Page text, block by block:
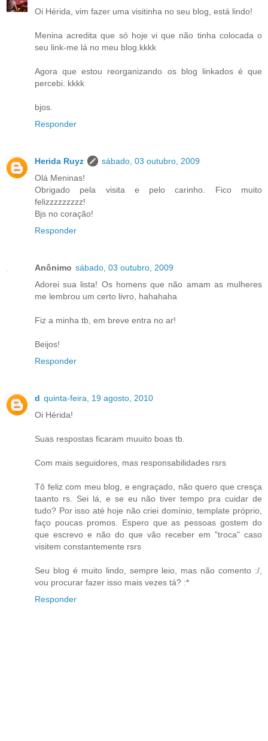
Oi Hérida, vim fazer uma visitinha no seu blog, está lindo!
Menina acredita que só hoje vi que não tinha colocada o
seu link-me lá no meu blog.kkkk
Agora que estou reorganizando os blog linkados é que
percebi. kkkk
bjos.
Responder
Herida Ruyz
sábado, 03 outubro, 2009
Olá Meninas!
Obrigado pela visita e pelo carinho. Fico muito
felizzzzzzzzz!
Bjs no coração!
Responder
Anônimo sábado, 03 outubro, 2009
Adorei sua lista! Os homens que não amam as mulheres
me lembrou um certo livro, hahahaha
Fiz a minha tb, em breve entra no ar!
Beijos!
Responder
d quinta-feira, 19 agosto, 2010
Oi Hérida!
Suas respostas ficaram muuito boas tb.
Com mais seguidores, mas responsabilidades rsrs
Tô feliz com meu blog, e engraçado, não quero que cresça
taanto rs. Sei lá, e se eu não tiver tempo pra cuidar de
tudo? Por isso até hoje não criei domínio, template próprio,
faço poucas promos. Espero que as pessoas gostem do
que escrevo e não do que vão receber em "troca" caso
visitem constantemente rsrs
Seu blog é muito lindo, sempre leio, mas não comento :/,
vou procurar fazer isso mais vezes tá? :*
Responder